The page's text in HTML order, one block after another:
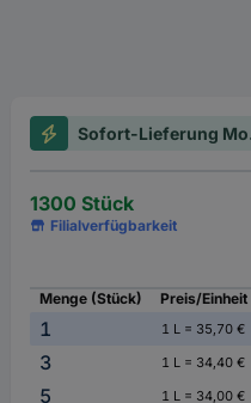
Sofort-Lieferung
1300 Stück
Filialverfügbarkeit
Menge (Stück)
Preis/Einheit
1 1 L = 35,70 €
3
1 L = 34,40 €
5
1 L = 34,00 €